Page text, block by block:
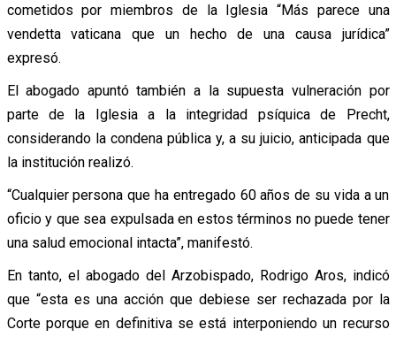
cometidos por miembros de la Iglesia “Más parece una
vendetta vaticana que un hecho de una causa jurídica”
expresó.
El abogado apuntó también a la supuesta vulneración por
parte de la Iglesia a la integridad psíquica de Precht,
considerando la condena pública y, a su juicio, anticipada que
la institución realizó.
“Cualquier persona que ha entregado 60 años de su vida a un
oficio y que sea expulsada en estos términos no puede tener
una salud emocional intacta”, manifestó.
En tanto, el abogado del Arzobispado, Rodrigo Aros, indicó
que “esta es una acción que debiese ser rechazada por la
Corte porque en definitiva se está interponiendo un recurso